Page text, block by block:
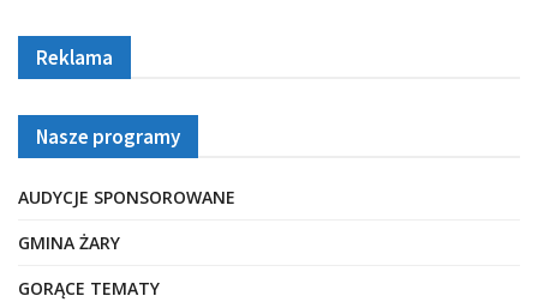
Reklama
Nasze programy
AUDYCJE SPONSOROWANE
GMINA ŻARY
GORĄCE TEMATY